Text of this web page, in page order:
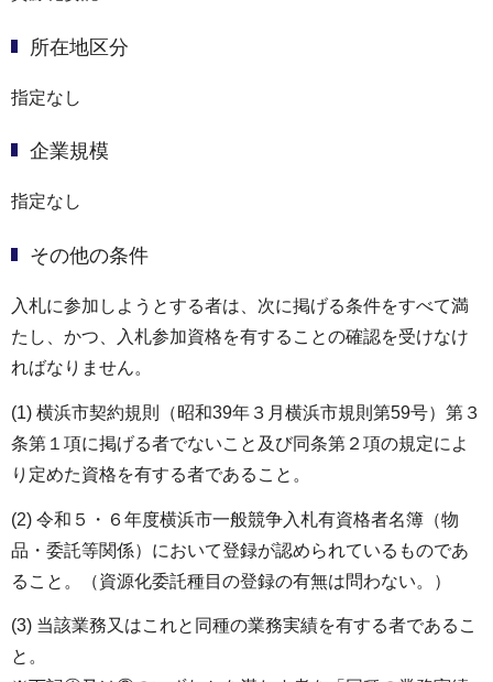
所在地区分
指定なし
企業規模
指定なし
その他の条件
入札に参加しようとする者は、次に掲げる条件をすべて満
たし、かつ、入札参加資格を有することの確認を受けなけ
ればなりません。
(1) 横浜市契約規則（昭和39年３月横浜市規則第59号）第３
条第１項に掲げる者でないこと及び同条第２項の規定によ
り定めた資格を有する者であること。
(2) 令和５・６年度横浜市一般競争入札有資格者名簿（物
品・委託等関係）において登録が認められているものであ
ること。（資源化委託種目の登録の有無は問わない。）
(3) 当該業務又はこれと同種の業務実績を有する者であるこ
と。